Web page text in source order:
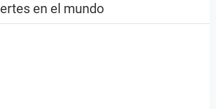
en el mundo